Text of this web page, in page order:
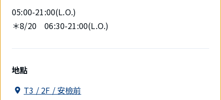
件。05:00-21:00(L.O.)
＊8/20 06:30-21:00(L.O.)
地點
T3 / 2F / 安檢前